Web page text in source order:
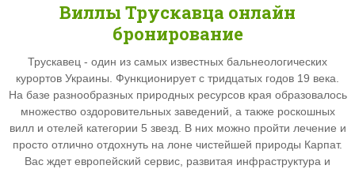
Виллы Трускавца онлайн
бронирование
Трускавец - один из самых известных бальнеологических
курортов Украины. Функционирует с тридцатых годов 19 века.
На базе разнообразных природных ресурсов края образовалось
множество оздоровительных заведений, а также роскошных
вилл и отелей категории 5 звезд. В них можно пройти лечение и
просто отлично отдохнуть на лоне чистейшей природы Карпат.
Вас ждет европейский сервис, развитая инфраструктура и